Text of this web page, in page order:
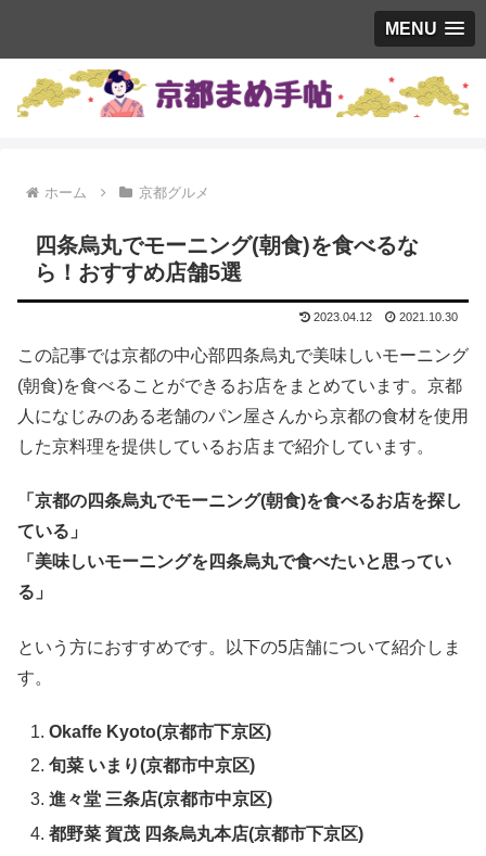
MENU
ホーム 京都グルメ
四条烏丸でモーニング(朝食)を食べるな
ら！おすすめ店舗5選
2023.04.12 2021.10.30
この記事では京都の中心部四条烏丸で美味しいモーニング
(朝食)を食べることができるお店をまとめています。京都
人になじみのある老舗のパン屋さんから京都の食材を使用
した京料理を提供しているお店まで紹介しています。
「京都の四条烏丸でモーニング(朝食)を食べるお店を探し
ている」
「美味しいモーニングを四条烏丸で食べたいと思ってい
る」
という方におすすめです。以下の5店舗について紹介しま
す。
Okaffe Kyoto(京都市下京区)
旬菜 いまり(京都市中京区)
進々堂 三条店(京都市中京区)
都野菜 賀茂 四条烏丸本店(京都市下京区)